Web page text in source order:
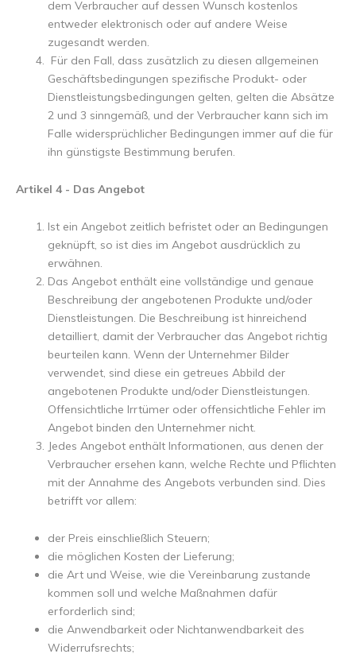
dem Verbraucher auf dessen Wunsch kostenlos
entweder elektronisch oder auf andere Weise
zugesandt werden.
Für den Fall, dass zusätzlich zu diesen allgemeinen
Geschäftsbedingungen spezifische Produkt- oder
Dienstleistungsbedingungen gelten, gelten die Absätze
2 und 3 sinngemäß, und der Verbraucher kann sich im
Falle widersprüchlicher Bedingungen immer auf die für
ihn günstigste Bestimmung berufen.
Artikel 4 - Das Angebot
Ist ein Angebot zeitlich befristet oder an Bedingungen
geknüpft, so ist dies im Angebot ausdrücklich zu
erwähnen.
Das Angebot enthält eine vollständige und genaue
Beschreibung der angebotenen Produkte und/oder
Dienstleistungen. Die Beschreibung ist hinreichend
detailliert, damit der Verbraucher das Angebot richtig
beurteilen kann. Wenn der Unternehmer Bilder
verwendet, sind diese ein getreues Abbild der
angebotenen Produkte und/oder Dienstleistungen.
Offensichtliche Irrtümer oder offensichtliche Fehler im
Angebot binden den Unternehmer nicht.
Jedes Angebot enthält Informationen, aus denen der
Verbraucher ersehen kann, welche Rechte und Pflichten
mit der Annahme des Angebots verbunden sind. Dies
betrifft vor allem:
der Preis einschließlich Steuern;
die möglichen Kosten der Lieferung;
die Art und Weise, wie die Vereinbarung zustande
kommen soll und welche Maßnahmen dafür
erforderlich sind;
die Anwendbarkeit oder Nichtanwendbarkeit des
Widerrufsrechts;